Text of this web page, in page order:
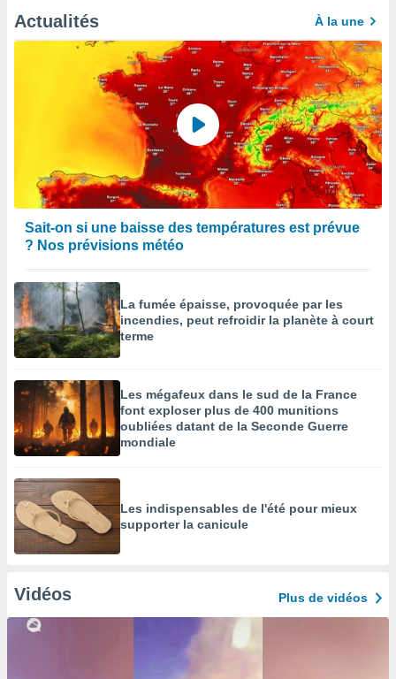
Actualités À la une
Sait-on si une baisse des températures est prévue
? Nos prévisions météo
La fumée épaisse, provoquée par les
incendies, peut refroidir la planète à court
terme
Les mégafeux dans le sud de la France
font exploser plus de 400 munitions
oubliées datant de la Seconde Guerre
mondiale
Les indispensables de l'été pour mieux
supporter la canicule
Vidéos Plus de vidéos